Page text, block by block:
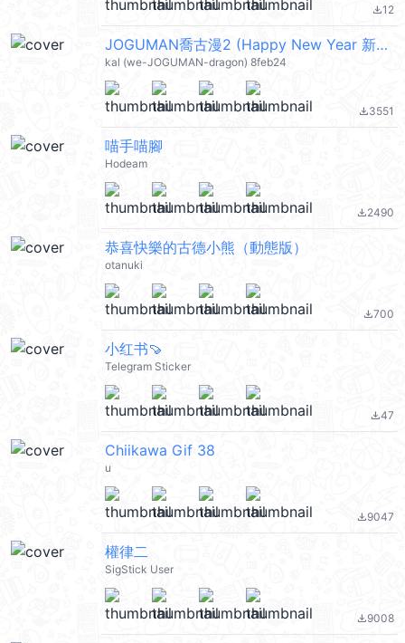
file_download12
JOGUMAN喬古漫2 (Happy New Year 新年快樂 CNY) @kal_pc
kal (we-JOGUMAN-dragon) 8feb24
file_download3551
喵手喵腳
Hodeam
file_download2490
恭喜快樂的古德小熊（動態版）
otanuki
file_download700
小红书🍠
Telegram Sticker
file_download47
Chiikawa Gif 38
u
file_download9047
權律二
SigStick User
file_download9008